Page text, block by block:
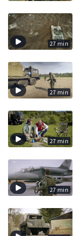
27 min
27 min
27 min
27 min